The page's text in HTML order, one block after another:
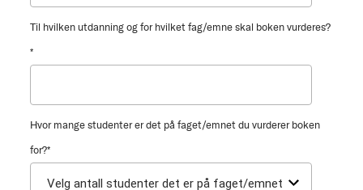
Til hvilken utdanning og for hvilket fag/emne skal boken vurderes?
*
Hvor mange studenter er det på faget/emnet du vurderer boken
for?*